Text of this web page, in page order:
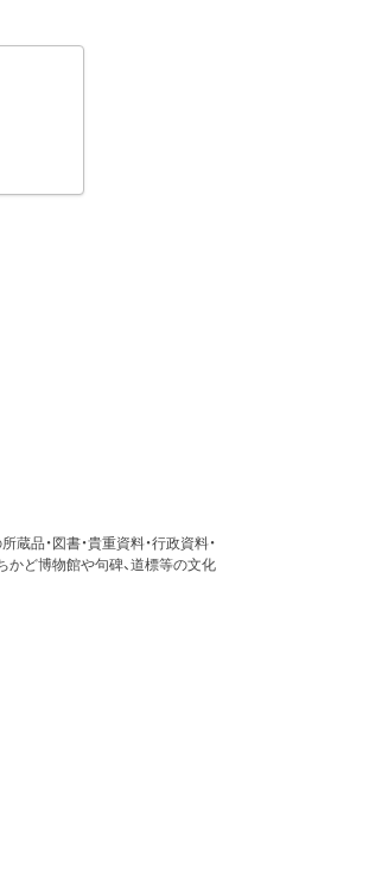
品・図書・貴重資料・行政資料・
かど博物館や句碑、道標等の文化